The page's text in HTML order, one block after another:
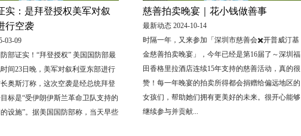
实：是拜登授权美军对叙
行空袭
03-09
部证实！“拜登授权” 美国国防部最
间23日晚，美军对叙利亚东部进行
奥斯汀称，这次空袭是经总统拜登
标是“受伊朗伊斯兰革命卫队支持的
设施”。据美国国防部称，当天早些
慈善拍卖晚宴｜花小钱做善事
最新动态 2024-10-14
时隔一年，又来参加「深圳市慈善会✖️开普威汀基
金慈善拍卖晚宴」，今年已经是第16届了～深圳福
田香格里拉酒店连续15年支持的慈善活动，真的很
赞！每一年晚宴的拍卖所得都会捐赠给偏远地区的
女孩们，帮助她们拥有更美好的未来。很开心能够
继续参与并贡献...